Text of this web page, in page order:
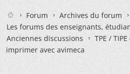
Forum
Archives du forum
Les forums des enseignants,
Anciennes discussions
TPE /
imprimer avec avimeca